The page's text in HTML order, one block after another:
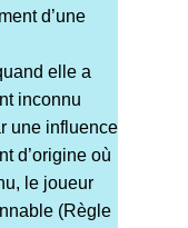
d’une
elle a
inconnu
une influence
d’origine où
le joueur
(Règle